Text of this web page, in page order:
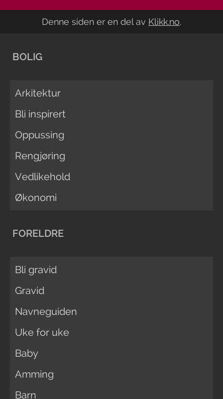
Denne siden er en del av Klikk.no.
BOLIG
Arkitektur
Bli inspirert
Oppussing
Rengjøring
Vedlikehold
Økonomi
FORELDRE
Bli gravid
Gravid
Navneguiden
Uke for uke
Baby
Amming
Barn